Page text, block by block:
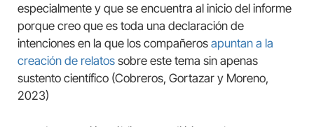
especialmente y que se encuentra al inicio del informe
porque creo que es toda una declaración de
intenciones en la que los compañeros apuntan a la
creación de relatos sobre este tema sin apenas
sustento científico (Cobreros, Gortazar y Moreno,
2023)